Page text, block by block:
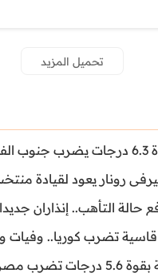
تحميل المزيد
الآن
رونار يعود لقيادة
حالة التأهب.. إنذاران
تضرب كوريا.. وفيات
تضرب مصر